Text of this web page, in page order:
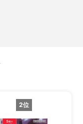
2位